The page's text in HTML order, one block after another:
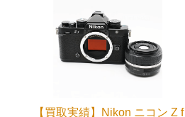
【買取実績】Nikon ニコン Z f